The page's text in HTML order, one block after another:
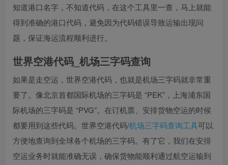
知道港口名字，不知道代码，在这个工具里一查，马上就能
得到准确的港口代码，避免因为代码错误导致运输出现问
题，保证海运流程顺利进行。
世界空港代码_机场三字码查询
如果是走空运，世界空港代码，也就是机场三字码就非常重
要了。像北京首都国际机场的三字码是 “PEK”，上海浦东国
际机场的三字码是 “PVG”。在订机票、安排货物空运的时候
都要用到这些代码。世界空港代码/机场三字码查询工具可以
方便地查询到全球各个机场的三字码。有了它，我们在安排
空运业务时就能准确无误，确保货物能顺利通过航空运输到